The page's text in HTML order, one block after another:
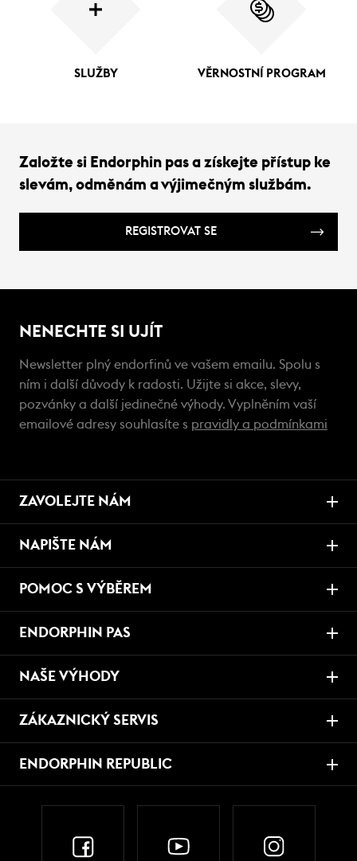
SLUŽBY VĚRNOSTNÍ PROGRAM
Založte si Endorphin pas a získejte přístup ke
slevám, odměnám a výjimečným službám.
REGISTROVAT SE
NENECHTE SI UJÍT
Newsletter plný endorfinů ve vašem emailu. Spolu s
ním i další důvody k radosti. Užijte si akce, slevy,
pozvánky a další jedinečné výhody. Vyplněním vaší
emailové adresy souhlasíte s pravidly a podmínkami
ZAVOLEJTE NÁM
NAPIŠTE NÁM
POMOC S VÝBĚREM
ENDORPHIN PAS
NAŠE VÝHODY
ZÁKAZNICKÝ SERVIS
ENDORPHIN REPUBLIC